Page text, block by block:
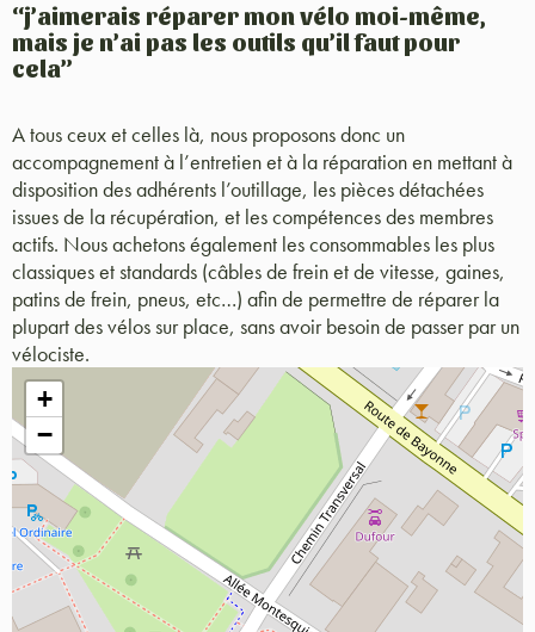
“j’aimerais réparer mon vélo moi-même,
mais je n’ai pas les outils qu’il faut pour
cela”
A tous ceux et celles là, nous proposons donc un
accompagnement à l’entretien et à la réparation en mettant à
disposition des adhérents l’outillage, les pièces détachées
issues de la récupération, et les compétences des membres
actifs. Nous achetons également les consommables les plus
classiques et standards (câbles de frein et de vitesse, gaines,
patins de frein, pneus, etc…) afin de permettre de réparer la
plupart des vélos sur place, sans avoir besoin de passer par un
vélociste.
+
−